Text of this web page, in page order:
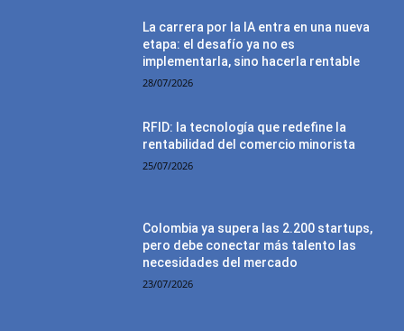
La carrera por la IA entra en una nueva
etapa: el desafío ya no es
implementarla, sino hacerla rentable
28/07/2026
RFID: la tecnología que redefine la
rentabilidad del comercio minorista
25/07/2026
Colombia ya supera las 2.200 startups,
pero debe conectar más talento las
necesidades del mercado
23/07/2026